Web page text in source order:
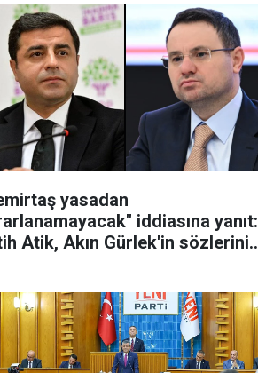
yasadan
iddiasına yanıt:
Atik, Akın Gürlek'in sözlerini